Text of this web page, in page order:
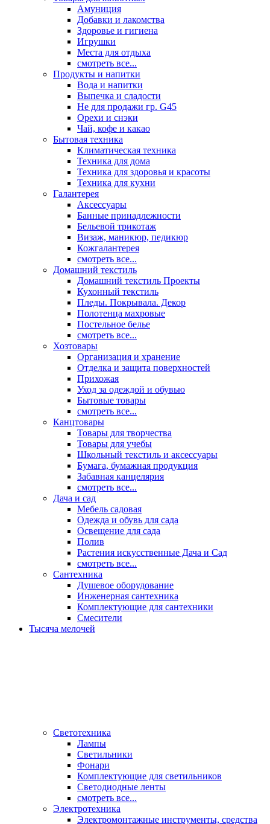
Амуниция
Добавки и лакомства
Здоровье и гигиена
Игрушки
Места для отдыха
смотреть все...
Продукты и напитки
Вода и напитки
Выпечка и сладости
Не для продажи гр. G45
Орехи и снэки
Чай, кофе и какао
Бытовая техника
Климатическая техника
Техника для дома
Техника для здоровья и красоты
Техника для кухни
Галантерея
Аксессуары
Банные принадлежности
Бельевой трикотаж
Визаж, маникюр, педикюр
Кожгалантерея
смотреть все...
Домашний текстиль
Домашний текстиль Проекты
Кухонный текстиль
Пледы. Покрывала. Декор
Полотенца махровые
Постельное белье
смотреть все...
Хозтовары
Организация и хранение
Отделка и защита поверхностей
Прихожая
Уход за одеждой и обувью
Бытовые товары
смотреть все...
Канцтовары
Товары для творчества
Товары для учебы
Школьный текстиль и аксессуары
Бумага, бумажная продукция
Забавная канцелярия
смотреть все...
Дача и сад
Мебель садовая
Одежда и обувь для сада
Освещение для сада
Полив
Растения искусственные Дача и Сад
смотреть все...
Сантехника
Душевое оборудование
Инженерная сантехника
Комплектующие для сантехники
Смесители
Тысяча мелочей
Светотехника
Лампы
Светильники
Фонари
Комплектующие для светильников
Светодиодные ленты
смотреть все...
Электротехника
Электромонтажные инструменты, средства